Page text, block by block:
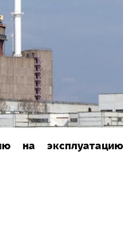
на эксплуатацию